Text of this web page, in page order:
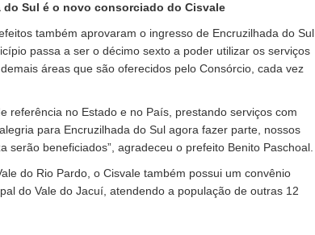
Sul é o novo consorciado do Cisvale
também aprovaram o ingresso de Encruzilhada do Sul
passa a ser o décimo sexto a poder utilizar os serviços
áreas que são oferecidos pelo Consórcio, cada vez
referência no Estado e no País, prestando serviços com
para Encruzilhada do Sul agora fazer parte, nossos
serão beneficiados”, agradeceu o prefeito Benito Paschoal.
do Rio Pardo, o Cisvale também possui um convênio
do Vale do Jacuí, atendendo a população de outras 12